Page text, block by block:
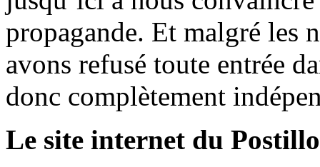
propagande. Et malgré les
avons refusé toute entrée
donc complètement
Le site internet du